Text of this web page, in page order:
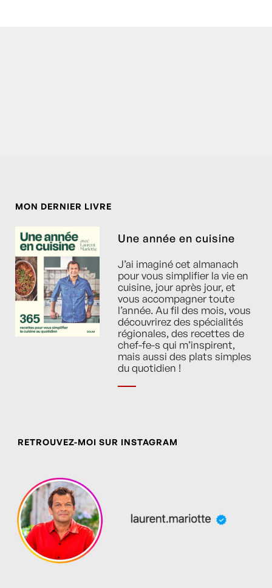
MON DERNIER LIVRE
Une année en cuisine
J’ai imaginé cet almanach
pour vous simplifier la vie en
cuisine, jour après jour, et
vous accompagner toute
l’année. Au fil des mois, vous
découvrirez des spécialités
régionales, des recettes de
chef-fe-s qui m’inspirent,
mais aussi des plats simples
du quotidien !
RETROUVEZ-MOI SUR INSTAGRAM